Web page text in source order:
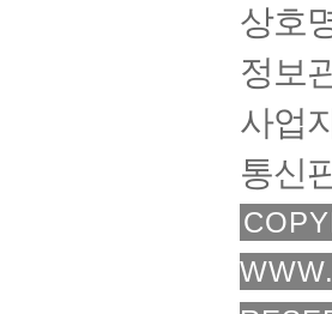
상호
정보
사업
통신